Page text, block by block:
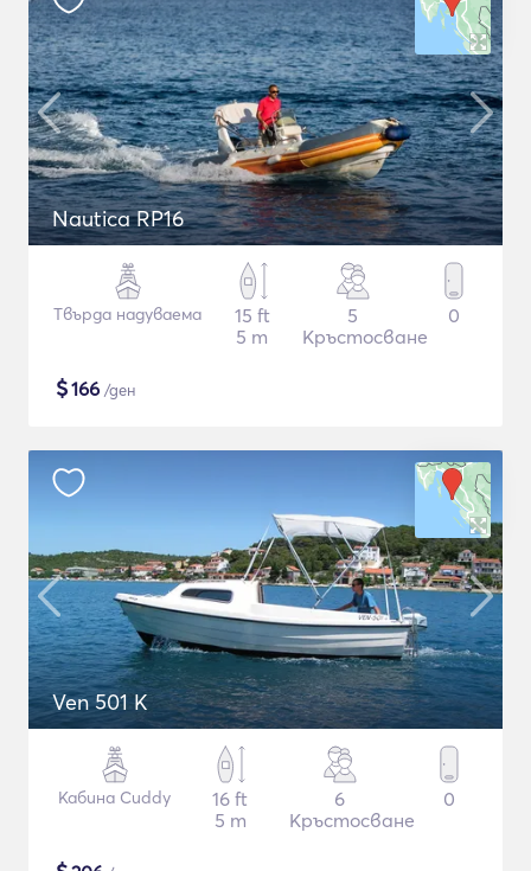
Nautica RP16
Твърда надуваема
15 ft
5 m
5
Кръстосване
0
$166 /ден
Ven 501 K
Кабина Cuddy
16 ft
5 m
6
Кръстосване
0